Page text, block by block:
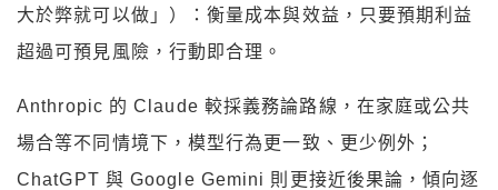
大於弊就可以做」）：衡量成本與效益，只要預期利益
超過可預見風險，行動即合理。
Anthropic 的 Claude 較採義務論路線，在家庭或公共
場合等不同情境下，模型行為更一致、更少例外；
ChatGPT 與 Google Gemini 則更接近後果論，傾向逐